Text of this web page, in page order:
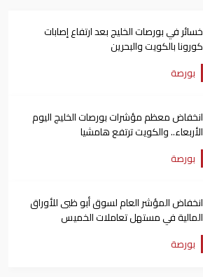
خسائر في بورصات الخليج بعد ارتفاع إصابات
كورونا بالكويت والبحرين
بورصة
انخفاض معظم مؤشرات بورصات الخليج اليوم
الأربعاء.. والكويت ترتفع هامشيا
بورصة
انخفاض المؤشر العام لسوق أبو ظبى للأوراق
المالية في مستهل تعاملات الخميس
بورصة